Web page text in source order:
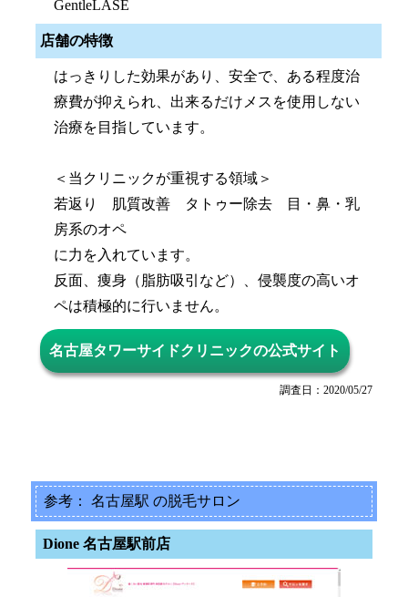
GentleLASE
店舗の特徴
はっきりした効果があり、安全で、ある程度治
療費が抑えられ、出来るだけメスを使用しない
治療を目指しています。
＜当クリニックが重視する領域＞
若返り 肌質改善 タトゥー除去 目・鼻・乳
房系のオペ
に力を入れています。
反面、痩身（脂肪吸引など）、侵襲度の高いオ
ペは積極的に行いません。
名古屋タワーサイドクリニックの公式サイト
調査日：2020/05/27
参考： 名古屋駅 の脱毛サロン
Dione 名古屋駅前店